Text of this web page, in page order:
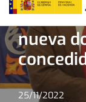
Zona
nueva
25/11/2022